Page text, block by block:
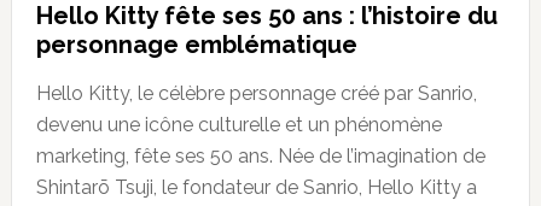
Hello Kitty fête ses 50 ans : l’histoire du
personnage emblématique
Hello Kitty, le célèbre personnage créé par Sanrio,
devenu une icône culturelle et un phénomène
marketing, fête ses 50 ans. Née de l’imagination de
Shintarō Tsuji, le fondateur de Sanrio, Hello Kitty a